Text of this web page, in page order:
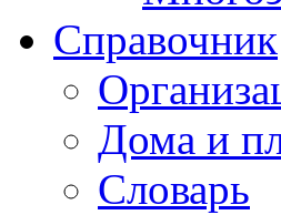
Справочник
Дома и
Словарь